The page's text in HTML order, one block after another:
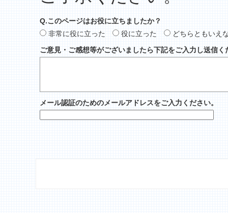
Q.このページはお役に立ちましたか？
非常に役に立った
役に立った
どちらともいえ
ご意見・ご感想等がございましたら下記をご入力し送信く
メール認証のためのメールアドレスをご入力ください。